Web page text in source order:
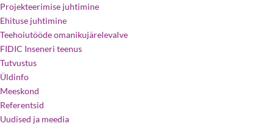
Projekteerimise juhtimine
Ehituse juhtimine
Teehoiutööde omanikujärelevalve
FIDIC Inseneri teenus
Tutvustus
Üldinfo
Meeskond
Referentsid
Uudised ja meedia